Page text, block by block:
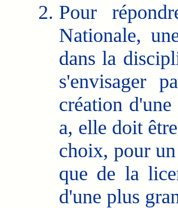
Pour
Nationale,
dans la
s'envisager
création
a, elle doit
choix, pour
que de la
d'une plus